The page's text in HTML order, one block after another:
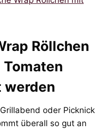
Röllchen
Tomaten
werden
oder Picknick
überall so gut an